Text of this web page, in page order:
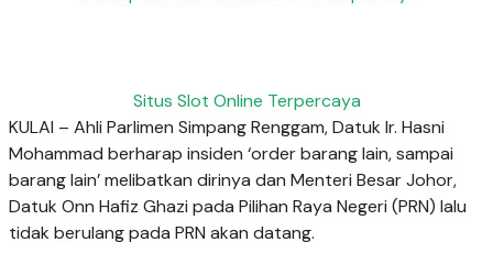
Situs Slot Online Terpercaya
KULAI – Ahli Parlimen Simpang Renggam, Datuk Ir. Hasni
Mohammad berharap insiden ‘order barang lain, sampai
barang lain’ melibatkan dirinya dan Menteri Besar Johor,
Datuk Onn Hafiz Ghazi pada Pilihan Raya Negeri (PRN) lalu
tidak berulang pada PRN akan datang.